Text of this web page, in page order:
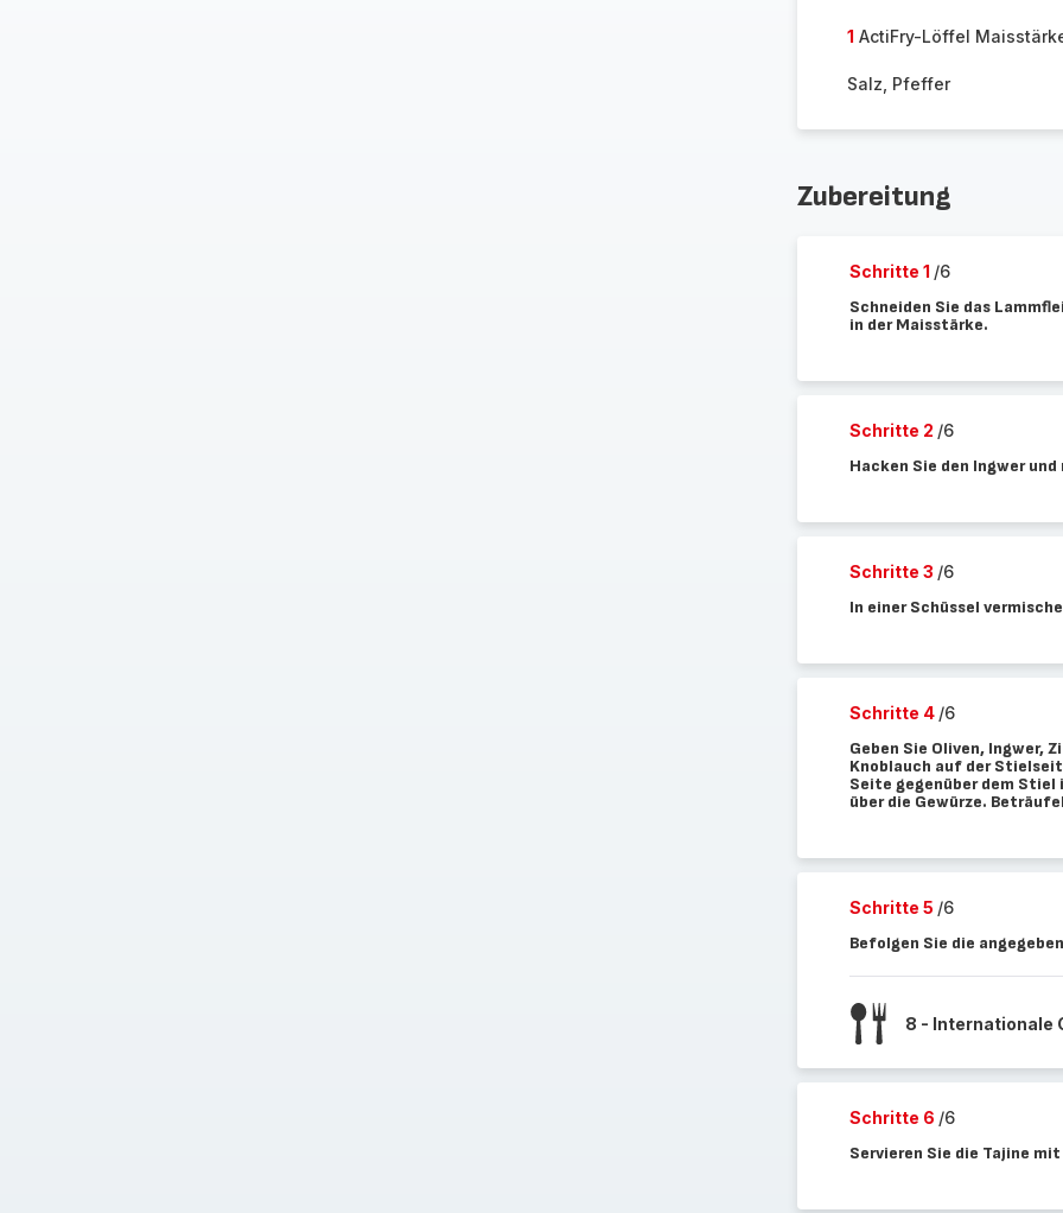
1 ActiFry-Löffel
Salz, Pfeffer
Zubereitung
Schritte 1 /6
Schneiden Sie das
in der Maisstärke.
Schritte 2 /6
Hacken Sie den Ingwer
Schritte 3 /6
In einer Schüssel
Schritte 4 /6
Geben Sie Oliven, Ingwer,
Knoblauch auf der
Seite gegenüber dem Stiel
über die Gewürze.
Schritte 5 /6
Befolgen Sie die
8 - Internationale
Schritte 6 /6
Servieren Sie die Tajine